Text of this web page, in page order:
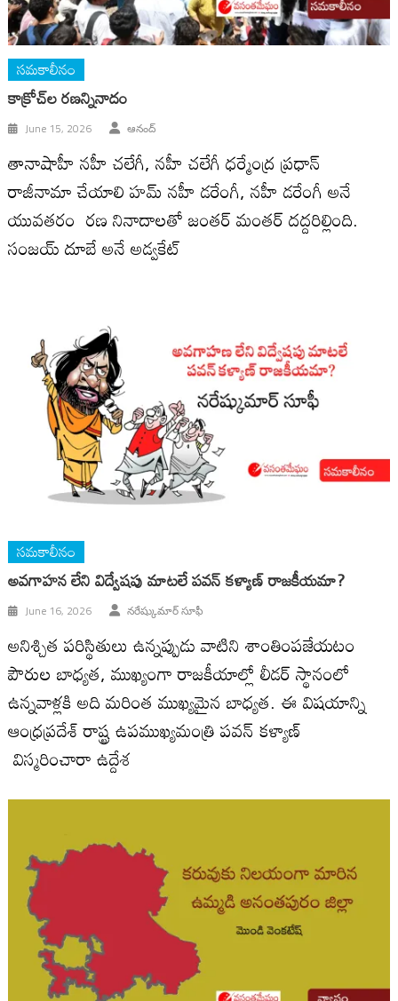
సమకాలీనం
కాక్రోచ్‌ల ర‌ణ‌న్నినాదం
June 15, 2026 ఆనంద్
తానాషాహీ నహీ చలేగీ, నహీ చలేగీ ధర్మేంద్ర ప్రధాన్
రాజీనామా చేయాలి హమ్ నహీ డరేంగీ, నహీ డరేంగీ అనే
యువతరం రణ నినాదాలతో జంతర్ మంతర్ దద్దరిల్లింది.
సంజయ్ దూబే అనే అడ్వకేట్
సమకాలీనం
అవగాహన లేని విద్వేషపు మాటలే పవన్ కళ్యాణ్ రాజకీయమా?
June 16, 2026 నరేష్కుమార్ సూఫీ
అనిశ్చిత పరిస్థితులు ఉన్నప్పుడు వాటిని శాంతింపజేయటం
పౌరుల బాధ్యత, ముఖ్యంగా రాజకీయాల్లో లీడర్ స్థానంలో
ఉన్నవాళ్లకి అది మరింత ముఖ్యమైన బాధ్యత. ఈ విషయాన్ని
ఆంధ్రప్రదేశ్ రాష్ట్ర ఉపముఖ్యమంత్రి పవన్ కళ్యాణ్
విస్మరించారా ఉద్దేశ